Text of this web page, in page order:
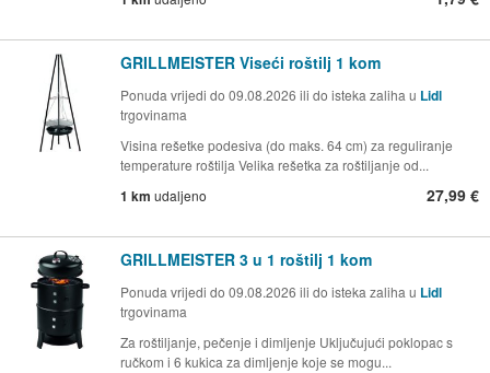
GRILLMEISTER Viseći roštilj 1 kom
Ponuda vrijedi do 09.08.2026 ili do isteka zaliha u Lidl
trgovinama
Visina rešetke podesiva (do maks. 64 cm) za reguliranje
temperature roštilja Velika rešetka za roštiljanje od...
1 km udaljeno 27,99 €
GRILLMEISTER 3 u 1 roštilj 1 kom
Ponuda vrijedi do 09.08.2026 ili do isteka zaliha u Lidl
trgovinama
Za roštiljanje, pečenje i dimljenje Uključujući poklopac s
ručkom i 6 kukica za dimljenje koje se mogu...